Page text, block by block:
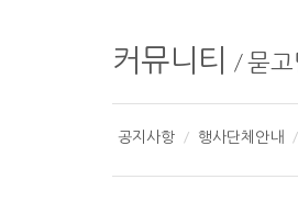
커뮤니티 /묻고
공지사항 행사단체안내